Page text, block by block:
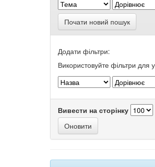
Почати новий пошук
Додати фільтри:
Використовуйте фільтри для
Вивести на сторінку